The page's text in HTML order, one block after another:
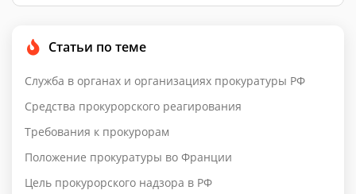
Статьи по теме
Служба в органах и организациях прокуратуры РФ
Средства прокурорского реагирования
Требования к прокурорам
Положение прокуратуры во Франции
Цель прокурорского надзора в РФ